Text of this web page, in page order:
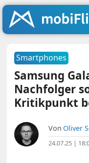
Smartphones
Samsung
Nachfolger
Kritikpunkt
Von Oliver
24.07.25 |